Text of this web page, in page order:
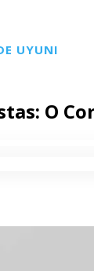
UYUNI
O